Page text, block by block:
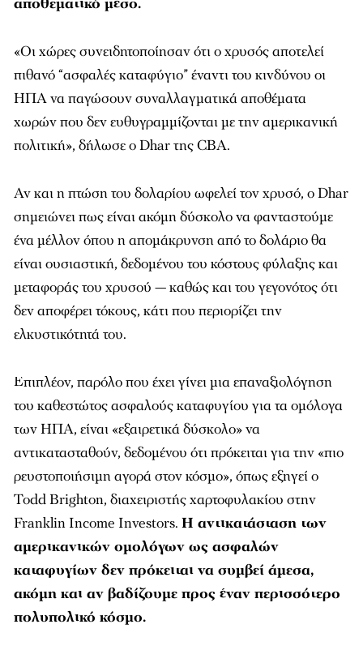
«Οι χώρες συνειδητοποίησαν ότι ο χρυσός αποτελεί
πιθανό “ασφαλές καταφύγιο” έναντι του κινδύνου οι
ΗΠΑ να παγώσουν συναλλαγματικά αποθέματα
χωρών που δεν ευθυγραμμίζονται με την αμερικανική
πολιτική», δήλωσε ο Dhar της CBA.
Αν και η πτώση του δολαρίου ωφελεί τον χρυσό, ο Dhar
σημειώνει πως είναι ακόμη δύσκολο να φανταστούμε
ένα μέλλον όπου η απομάκρυνση από το δολάριο θα
είναι ουσιαστική, δεδομένου του κόστους φύλαξης και
μεταφοράς του χρυσού — καθώς και του γεγονότος ότι
δεν αποφέρει τόκους, κάτι που περιορίζει την
ελκυστικότητά του.
Επιπλέον, παρόλο που έχει γίνει μια επαναξιολόγηση
του καθεστώτος ασφαλούς καταφυγίου για τα ομόλογα
των ΗΠΑ, είναι «εξαιρετικά δύσκολο» να
αντικατασταθούν, δεδομένου ότι πρόκειται για την «πιο
ρευστοποιήσιμη αγορά στον κόσμο», όπως εξηγεί ο
Todd Brighton, διαχειριστής χαρτοφυλακίου στην
Franklin Income Investors. Η αντικατάσταση των
αμερικανικών ομολόγων ως ασφαλών
καταφυγίων δεν πρόκειται να συμβεί άμεσα,
ακόμη και αν βαδίζουμε προς έναν περισσότερο
πολυπολικό κόσμο.